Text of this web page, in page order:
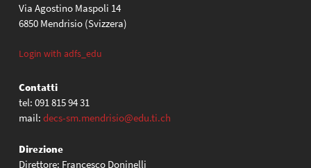
Via Agostino Maspoli 14
6850 Mendrisio (Svizzera)
Login with adfs_edu
Contatti
tel: 091 815 94 31
mail: decs-sm.mendrisio@edu.ti.ch
Direzione
Direttore: Francesco Doninelli